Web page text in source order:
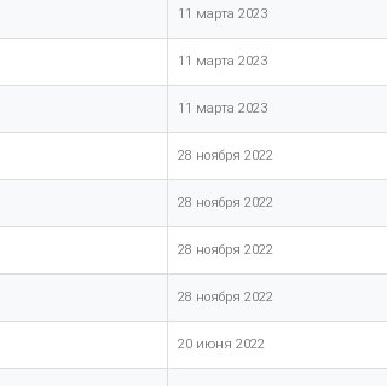
11 марта 2023
11 марта 2023
11 марта 2023
28 ноября 2022
28 ноября 2022
28 ноября 2022
28 ноября 2022
20 июня 2022